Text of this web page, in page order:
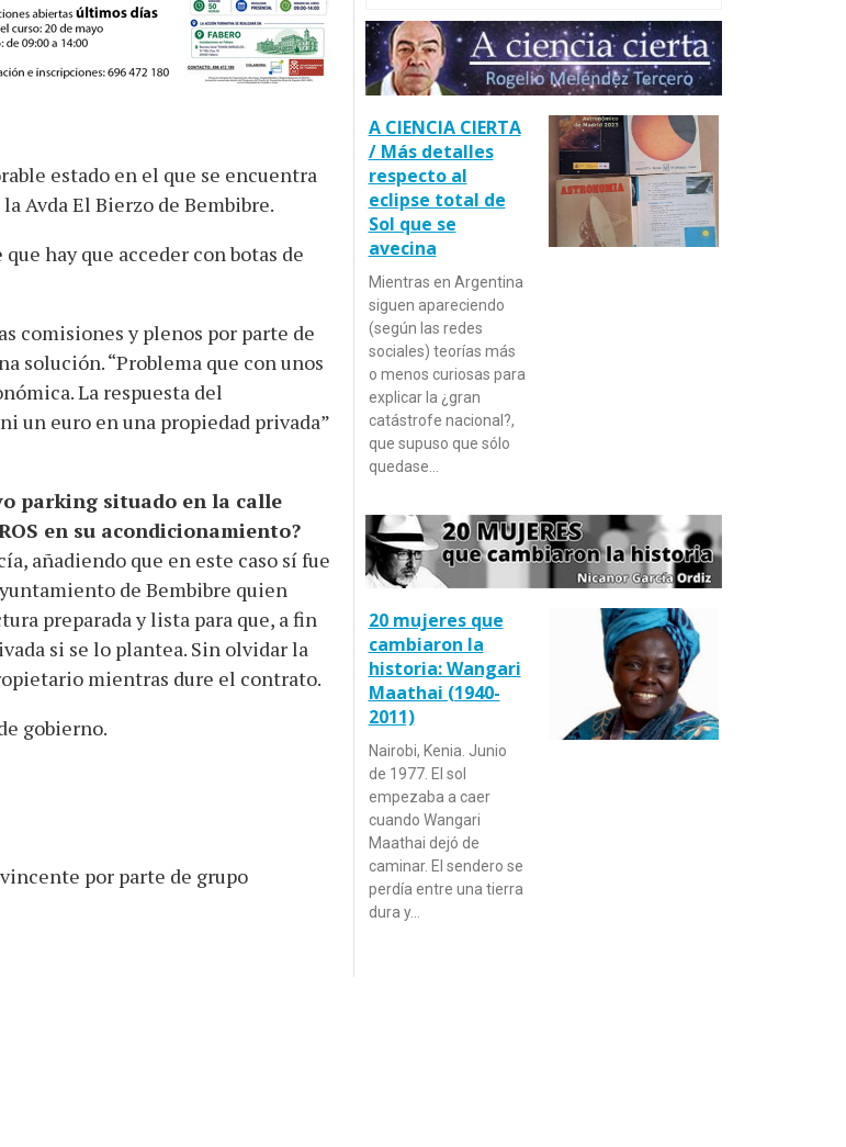
estado en el que se encuentra
Avda El Bierzo de Bembibre.
hay que acceder con botas de
comisiones y plenos por parte de
solución. “Problema que con unos
La respuesta del
un euro en una propiedad privada”
parking situado en la calle
en su acondicionamiento?
añadiendo que en este caso sí fue
de Bembibre quien
preparada y lista para que, a fin
si se lo plantea. Sin olvidar la
mientras dure el contrato.
gobierno.
por parte de grupo
A CIENCIA CIERTA
/ Más detalles
respecto al
eclipse total de
Sol que se
avecina
Mientras en Argentina
siguen apareciendo
(según las redes
sociales) teorías más
o menos curiosas para
explicar la ¿gran
catástrofe nacional?,
que supuso que sólo
quedase…
20 mujeres que
cambiaron la
historia: Wangari
Maathai (1940-
2011)
Nairobi, Kenia. Junio
de 1977. El sol
empezaba a caer
cuando Wangari
Maathai dejó de
caminar. El sendero se
perdía entre una tierra
dura y…